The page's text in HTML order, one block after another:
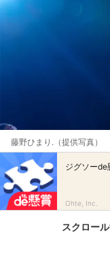
藤野ひまり.（提供写真）
ジグソーde
Ohte, Inc.
スクロー